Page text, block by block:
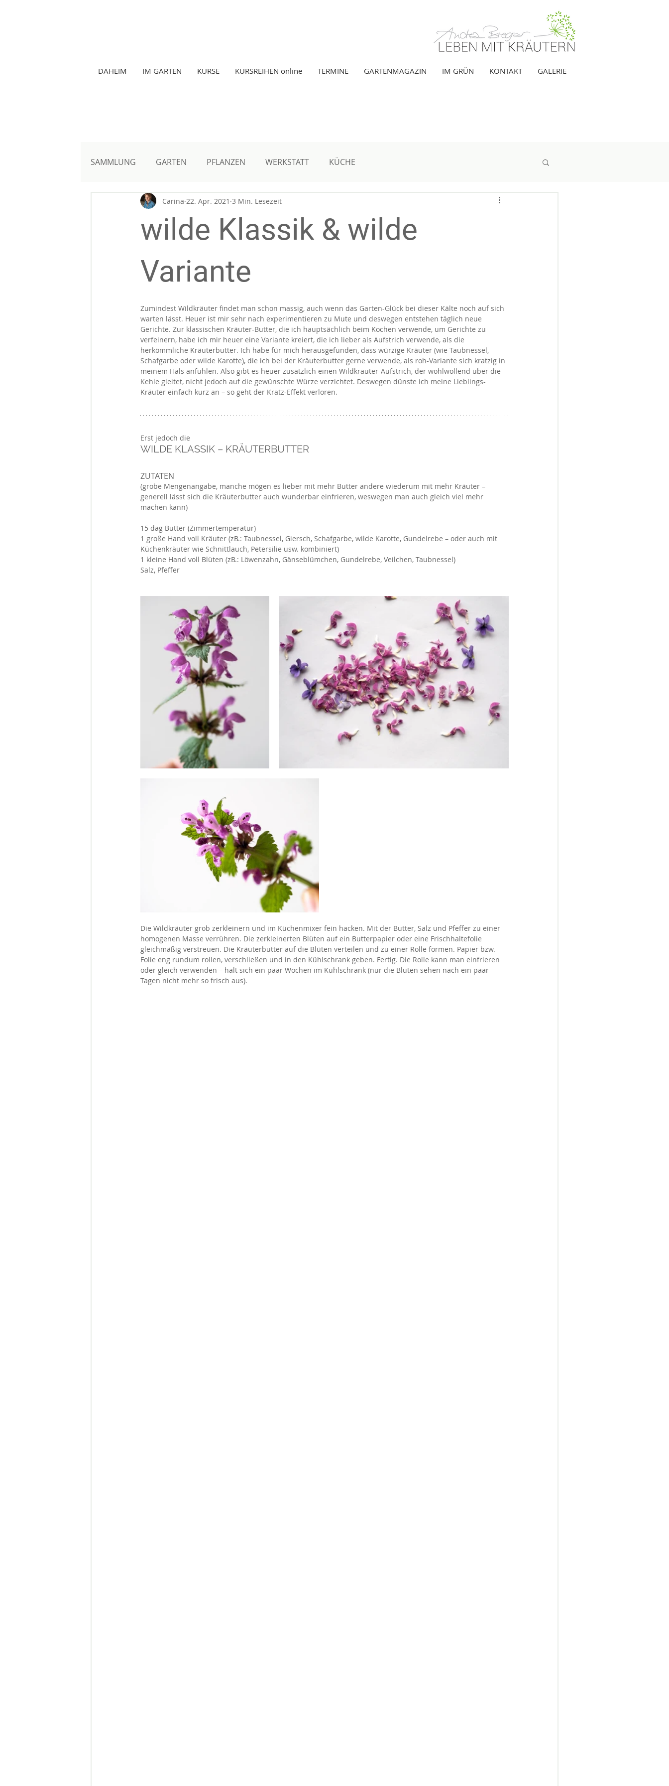
DAHEIM IM GARTEN KURSE KURSREIHEN online TERMINE GARTENMAGAZIN IM GRÜN KONTAKT GALERIE
SAMMLUNG GARTEN PFLANZEN WERKSTATT KÜCHE
wilde Klassik & wilde
Variante
Carina 22. Apr. 2021 3 Min. Lesezeit
Zumindest Wildkräuter findet man schon massig, auch wenn das Garten-Glück bei dieser Kälte noch auf sich
warten lässt. Heuer ist mir sehr nach experimentieren zu Mute und deswegen entstehen täglich neue
Gerichte. Zur klassischen Kräuter-Butter, die ich hauptsächlich beim Kochen verwende, um Gerichte zu
verfeinern, habe ich mir heuer eine Variante kreiert, die ich lieber als Aufstrich verwende, als die
herkömmliche Kräuterbutter. Ich habe für mich herausgefunden, dass würzige Kräuter (wie Taubnessel,
Schafgarbe oder wilde Karotte), die ich bei der Kräuterbutter gerne verwende, als roh-Variante sich kratzig in
meinem Hals anfühlen. Also gibt es heuer zusätzlich einen Wildkräuter-Aufstrich, der wohlwollend über die
Kehle gleitet, nicht jedoch auf die gewünschte Würze verzichtet. Deswegen dünste ich meine Lieblings-
Kräuter einfach kurz an – so geht der Kratz-Effekt verloren.
Erst jedoch die
WILDE KLASSIK – KRÄUTERBUTTER
ZUTATEN
(grobe Mengenangabe, manche mögen es lieber mit mehr Butter andere wiederum mit mehr Kräuter –
generell lässt sich die Kräuterbutter auch wunderbar einfrieren, weswegen man auch gleich viel mehr
machen kann)
15 dag Butter (Zimmertemperatur)
1 große Hand voll Kräuter (zB.: Taubnessel, Giersch, Schafgarbe, wilde Karotte, Gundelrebe – oder auch mit
Küchenkräuter wie Schnittlauch, Petersilie usw. kombiniert)
1 kleine Hand voll Blüten (zB.: Löwenzahn, Gänseblümchen, Gundelrebe, Veilchen, Taubnessel)
Salz, Pfeffer
Die Wildkräuter grob zerkleinern und im Küchenmixer fein hacken. Mit der Butter, Salz und Pfeffer zu einer
homogenen Masse verrühren. Die zerkleinerten Blüten auf ein Butterpapier oder eine Frischhaltefolie
gleichmäßig verstreuen. Die Kräuterbutter auf die Blüten verteilen und zu einer Rolle formen. Papier bzw.
Folie eng rundum rollen, verschließen und in den Kühlschrank geben. Fertig. Die Rolle kann man einfrieren
oder gleich verwenden – hält sich ein paar Wochen im Kühlschrank (nur die Blüten sehen nach ein paar
Tagen nicht mehr so frisch aus).